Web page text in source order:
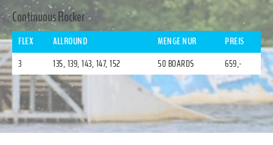
Continuous Rocker
FLEX ALLROUND MENGE NUR PREIS
3 135, 139, 143, 147, 152 50 BOARDS 659,-